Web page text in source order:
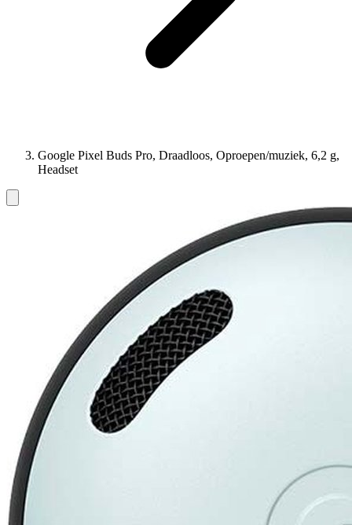
Google Pixel Buds Pro, Draadloos, Oproepen/muziek, 6,2 g,
Headset